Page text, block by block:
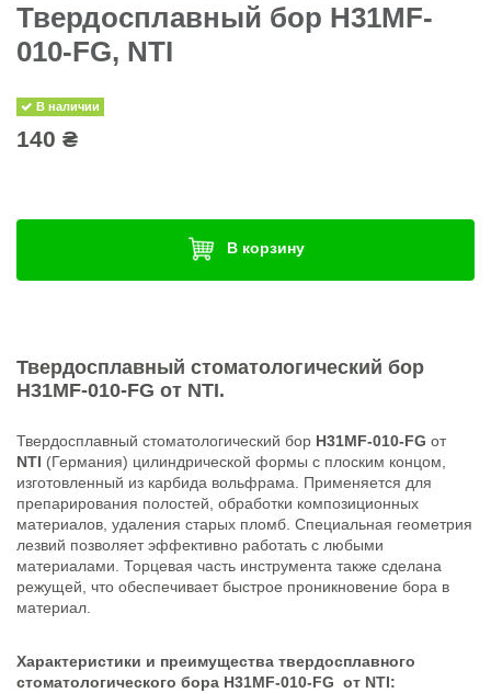
Твердосплавный бор H31MF-
010-FG, NTI
В наличии
140 ₴
В корзину
Твердосплавный стоматологический бор
H31MF-010-FG от NTI.
Твердосплавный стоматологический бор H31MF-010-FG от
NTI (Германия) цилиндрической формы с плоским концом,
изготовленный из карбида вольфрама. Применяется для
препарирования полостей, обработки композиционных
материалов, удаления старых пломб. Специальная геометрия
лезвий позволяет эффективно работать с любыми
материалами. Торцевая часть инструмента также сделана
режущей, что обеспечивает быстрое проникновение бора в
материал.
Характеристики и преимущества твердосплавного
стоматологического бора H31MF-010-FG от NTI: